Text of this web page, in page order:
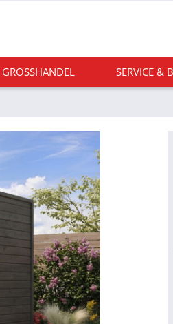
GROSSHANDEL SERVICE &